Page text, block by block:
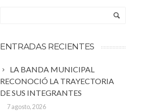
ENTRADAS RECIENTES
LA BANDA MUNICIPAL
RECONOCIÓ LA TRAYECTORIA
DE SUS INTEGRANTES
7 agosto, 2026